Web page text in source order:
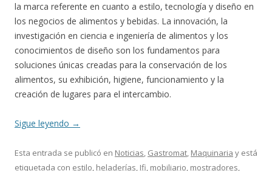
la marca referente en cuanto a estilo, tecnología y diseño en
los negocios de alimentos y bebidas. La innovación, la
investigación en ciencia e ingeniería de alimentos y los
conocimientos de diseño son los fundamentos para
soluciones únicas creadas para la conservación de los
alimentos, su exhibición, higiene, funcionamiento y la
creación de lugares para el intercambio.
Sigue leyendo →
Esta entrada se publicó en Noticias, Gastromat, Maquinaria y está
etiquetada con estilo, heladerías, Ifi, mobiliario, mostradores,